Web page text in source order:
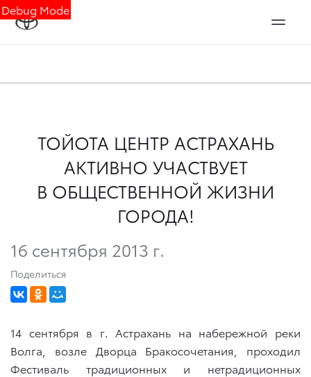
Debug Mode
ТОЙОТА ЦЕНТР АСТРАХАНЬ
АКТИВНО УЧАСТВУЕТ
В ОБЩЕСТВЕННОЙ ЖИЗНИ
ГОРОДА!
16 сентября 2013 г.
Поделиться
14 сентября в г. Астрахань на набережной реки
Волга, возле Дворца Бракосочетания, проходил
Фестиваль традиционных и нетрадиционных